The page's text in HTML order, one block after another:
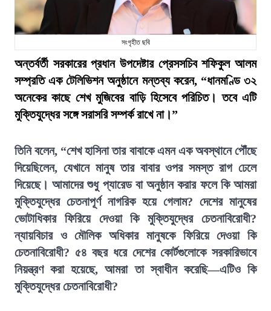
সংগৃহীত ছবি
অন্তর্বর্তী সরকারের প্রধান উপদেষ্টার প্রেসসচিব শফিকুল আলম
সম্প্রতি এক টেলিভিশন অনুষ্ঠানে মন্তব্য করেন, “ধানমণ্ডি ৩২
অনেকের কাছে শেখ মুজিবের বাড়ি হিসেবে পরিচিত। তবে এটি
মুক্তিযুদ্ধের সঙ্গে সরাসরি সম্পর্ক রাখে না।”
তিনি বলেন, “শেখ হাসিনা তার বাবাকে এমন এক অবস্থানে পৌঁছে
দিয়েছিলেন, যেখানে মানুষ তার বাবার ওপর সমস্ত রাগ ঢেলে
দিয়েছে। আমাদের শুধু প্যারেড বা অনুষ্ঠান করার ফলে কি আমরা
মুক্তিযুদ্ধের চেতনাপূর্ণ নাগরিক হয়ে গেলাম? দেশের মানুষের
ভোটাধিকার ফিরিয়ে দেওয়া কি মুক্তিযুদ্ধের চেতনাবিরোধী?
ন্যায়বিচার ও মৌলিক অধিকার মানুষকে ফিরিয়ে দেওয়া কি
চেতনাবিরোধী? ৫৪ বছর ধরে দেশের কোর্টগুলোকে সরকারিভাবে
নিয়ন্ত্রণ করা হয়েছে, আমরা তা স্বাধীন করেছি—এটিও কি
মুক্তিযুদ্ধের চেতনাবিরোধী?